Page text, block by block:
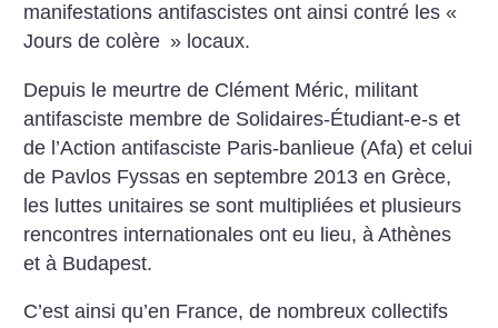
manifestations antifascistes ont ainsi contré les «
Jours de colère » locaux.
Depuis le meurtre de Clément Méric, militant
antifasciste membre de Solidaires-Étudiant-e-s et
de l’Action antifasciste Paris-banlieue (Afa) et celui
de Pavlos Fyssas en septembre 2013 en Grèce,
les luttes unitaires se sont multipliées et plusieurs
rencontres internationales ont eu lieu, à Athènes
et à Budapest.
C’est ainsi qu’en France, de nombreux collectifs